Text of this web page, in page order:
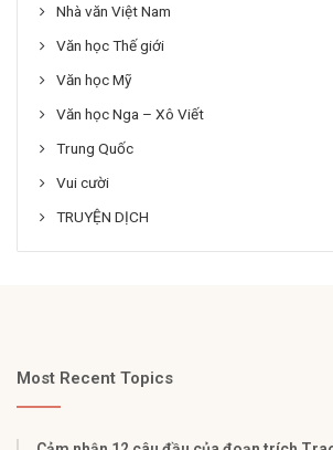
Nhà văn Việt Nam
Văn học Thế giới
Văn học Mỹ
Văn học Nga – Xô Viết
Trung Quốc
Vui cười
TRUYỆN DỊCH
Most Recent Topics